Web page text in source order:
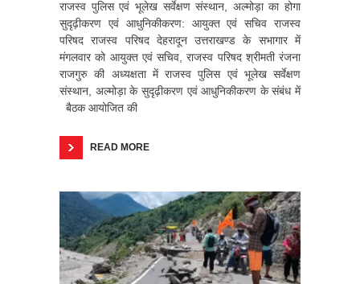
राजस्व पुलिस एवं भूलेख सर्वेक्षण संस्थान, अल्मोड़ा का होगा
सुदृढ़ीकरण एवं आधुनिकीकरण: आयुक्त एवं सचिव राजस्व
परिषद राजस्व परिषद देहरादून उत्तराखण्ड के सभागार में
मंगलवार को आयुक्त एवं सचिव, राजस्व परिषद श्रीमती रंजना
राजगुरु की अध्यक्षता में राजस्व पुलिस एवं भूलेख सर्वेक्षण
संस्थान, अल्मोड़ा के सुदृढ़ीकरण एवं आधुनिकीकरण के संबंध में
बैठक आयोजित की
READ MORE